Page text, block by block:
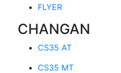
FLYER
CHANGAN
CS35 AT
CS35 MT